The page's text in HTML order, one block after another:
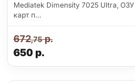
Mediatek Dimensity 7025 Ultra,
карт п…
650р.
672,75р.